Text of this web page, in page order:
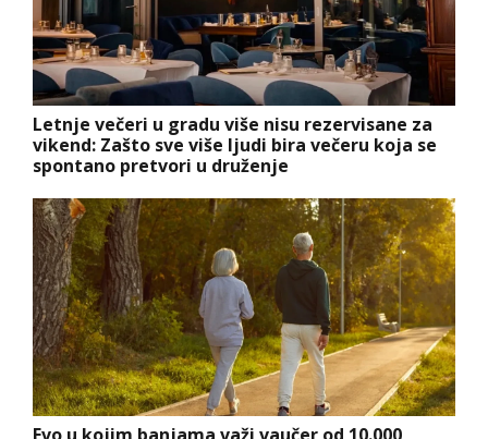
Letnje večeri u gradu više nisu rezervisane za
vikend: Zašto sve više ljudi bira večeru koja se
spontano pretvori u druženje